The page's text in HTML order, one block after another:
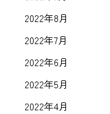
2022年8月
2022年7月
2022年6月
2022年5月
2022年4月